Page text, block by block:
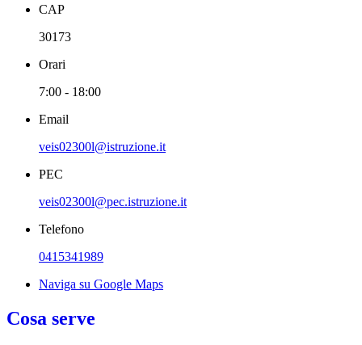
CAP
30173
Orari
7:00 - 18:00
Email
veis02300l@istruzione.it
PEC
veis02300l@pec.istruzione.it
Telefono
0415341989
Naviga su Google Maps
Cosa serve